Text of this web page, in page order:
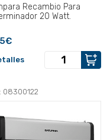
Recambio Para
Exterminador 20 Watt.
08300122